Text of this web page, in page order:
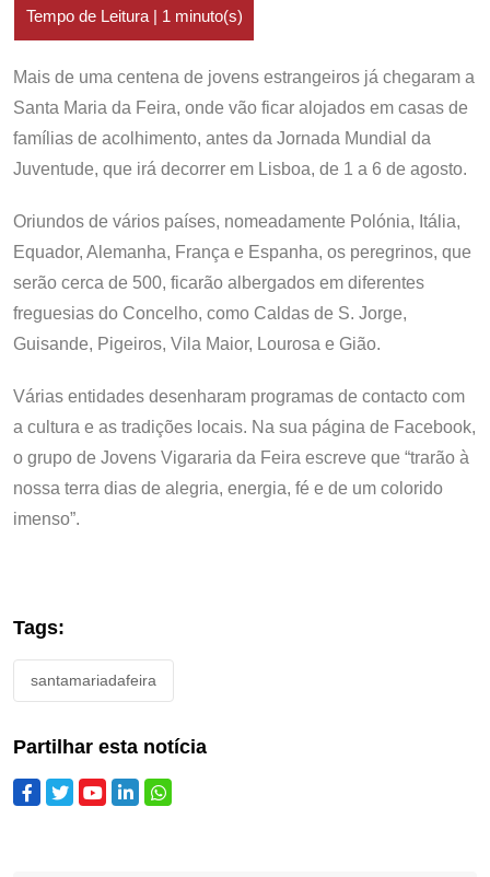
Mais de uma centena de jovens estrangeiros já chegaram a
Santa Maria da Feira, onde vão ficar alojados em casas de
famílias de acolhimento, antes da Jornada Mundial da
Juventude, que irá decorrer em Lisboa, de 1 a 6 de agosto.
Oriundos de vários países, nomeadamente Polónia, Itália,
Equador, Alemanha, França e Espanha, os peregrinos, que
serão cerca de 500, ficarão albergados em diferentes
freguesias do Concelho, como Caldas de S. Jorge,
Guisande, Pigeiros, Vila Maior, Lourosa e Gião.
Várias entidades desenharam programas de contacto com
a cultura e as tradições locais. Na sua página de Facebook,
o grupo de Jovens Vigararia da Feira escreve que “trarão à
nossa terra dias de alegria, energia, fé e de um colorido
imenso”.
Tags:
santamariadafeira
Partilhar esta notícia